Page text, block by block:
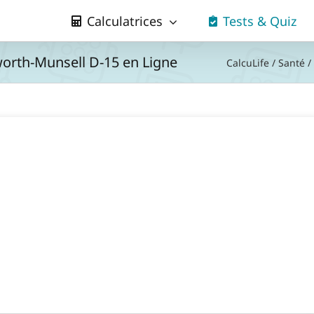
Calculatrices Tests & Quiz
Munsell D-15 en Ligne CalcuLife / Santé /